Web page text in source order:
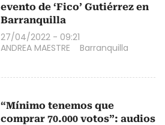
evento de ‘Fico’ Gutiérrez en
Barranquilla
27/04/2022 - 09:21
ANDREA MAESTRE
Barranquilla
“Mínimo tenemos que
comprar 70.000 votos”: audios